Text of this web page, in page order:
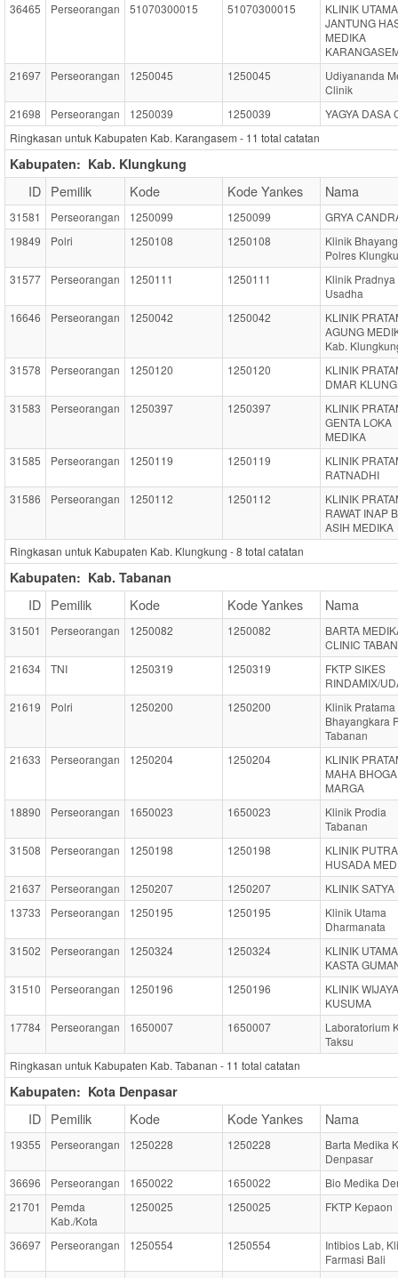
36465
Perseorangan 51070300015 51070300015
KLINIK UTAMA
JANTUNG
MEDIKA
21697
Perseorangan 1250045 1250045
Udiyananda
Clinik
21698
Perseorangan 1250039 1250039
YAGYA DASA
Ringkasan untuk Kabupaten Kab. Karangasem - 11 total catatan
Kabupaten: Kab. Klungkung
ID Pemilik Kode Kode Yankes Nama
31581 Perseorangan 1250099 1250099
GRYA
19849
Polri 1250108 1250108
Klinik
Polres
31577
Perseorangan 1250111 1250111
Klinik Pradnya
Usadha
16646
Perseorangan 1250042 1250042
KLINIK
AGUNG
Kab.
31578
Perseorangan 1250120 1250120
KLINIK
DMAR
31583
Perseorangan 1250397 1250397
KLINIK
GENTA LOKA
MEDIKA
31585
Perseorangan 1250119 1250119
KLINIK
RATNADHI
31586
Perseorangan 1250112 1250112
KLINIK
RAWAT INAP
ASIH MEDIKA
Ringkasan untuk Kabupaten Kab. Klungkung -8 total catatan
Kabupaten: Kab. Tabanan
ID Pemilik Kode Kode Yankes Nama
31501 Perseorangan 1250082 1250082
BARTA
CLINIC
21634
TNI 1250319 1250319
FKTP SIKES
RINDAMIX/
21619
Polri 1250200 1250200
Klinik Pratama
Bhayangkara
Tabanan
21633
Perseorangan 1250204 1250204
KLINIK
MAHA BHOGA
MARGA
18890
Perseorangan 1650023 1650023
Klinik Prodia
Tabanan
31508
Perseorangan 1250198 1250198
KLINIK PUTRA
HUSADA
21637
Perseorangan 1250207 1250207
KLINIK SATYA
13733
Perseorangan 1250195 1250195
Klinik Utama
Dharmanata
31502
Perseorangan 1250324 1250324
KLINIK UTAMA
KASTA
31510
Perseorangan 1250196 1250196
KLINIK WIJAYA
KUSUMA
17784
Perseorangan 1650007 1650007
Laboratorium
Taksu
Ringkasan untuk Kabupaten Kab. Tabanan - 11 total catatan
Kabupaten: Kota Denpasar
ID Pemilik Kode Kode Yankes Nama
19355 Perseorangan 1250228 1250228
Barta Medika
Denpasar
36696
Perseorangan 1650022 1650022
Bio Medika
21701
Pemda
Kab./Kota
1250025 1250025 FKTP Kepaon
36697 Perseorangan 1250554 1250554
Intibios Lab,
Farmasi Bali